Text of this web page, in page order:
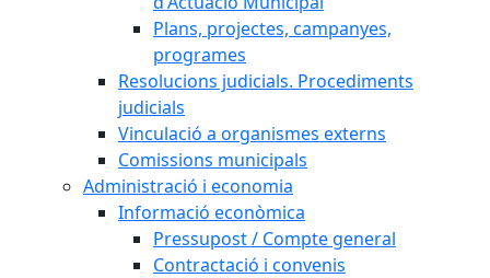
Plans, projectes, campanyes,
programes
Resolucions judicials. Procediments
judicials
Vinculació a organismes externs
Comissions municipals
Administració i economia
Informació econòmica
Pressupost / Compte general
Contractació i convenis